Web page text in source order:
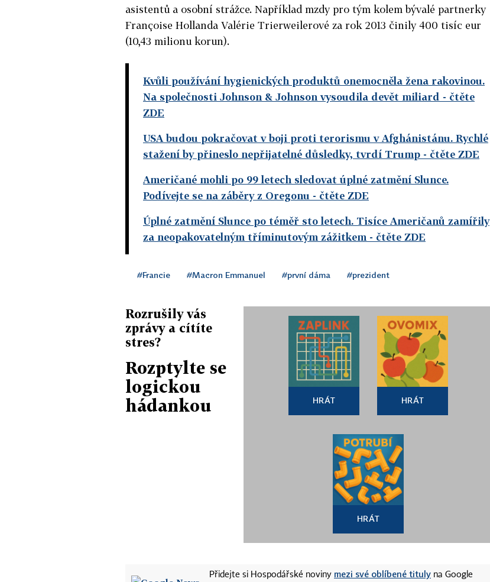
asistentů a osobní strážce. Například mzdy pro tým kolem bývalé partnerky
Françoise Hollanda Valérie Trierweilerové za rok 2013 činily 400 tisíc eur
(10,43 milionu korun).
Kvůli používání hygienických produktů onemocněla žena rakovinou.
Na společnosti Johnson & Johnson vysoudila devět miliard - čtěte
ZDE
USA budou pokračovat v boji proti terorismu v Afghánistánu. Rychlé
stažení by přineslo nepřijatelné důsledky, tvrdí Trump - čtěte ZDE
Američané mohli po 99 letech sledovat úplné zatmění Slunce.
Podívejte se na záběry z Oregonu - čtěte ZDE
Úplné zatmění Slunce po téměř sto letech. Tisíce Američanů zamířily
za neopakovatelným tříminutovým zážitkem - čtěte ZDE
#Francie #Macron Emmanuel #první dáma #prezident
Rozrušily vás
zprávy a cítíte
stres?
Rozptylte se
logickou
hádankou
HRÁT HRÁT
HRÁT
Přidejte si Hospodářské noviny mezi své oblíbené tituly na Google